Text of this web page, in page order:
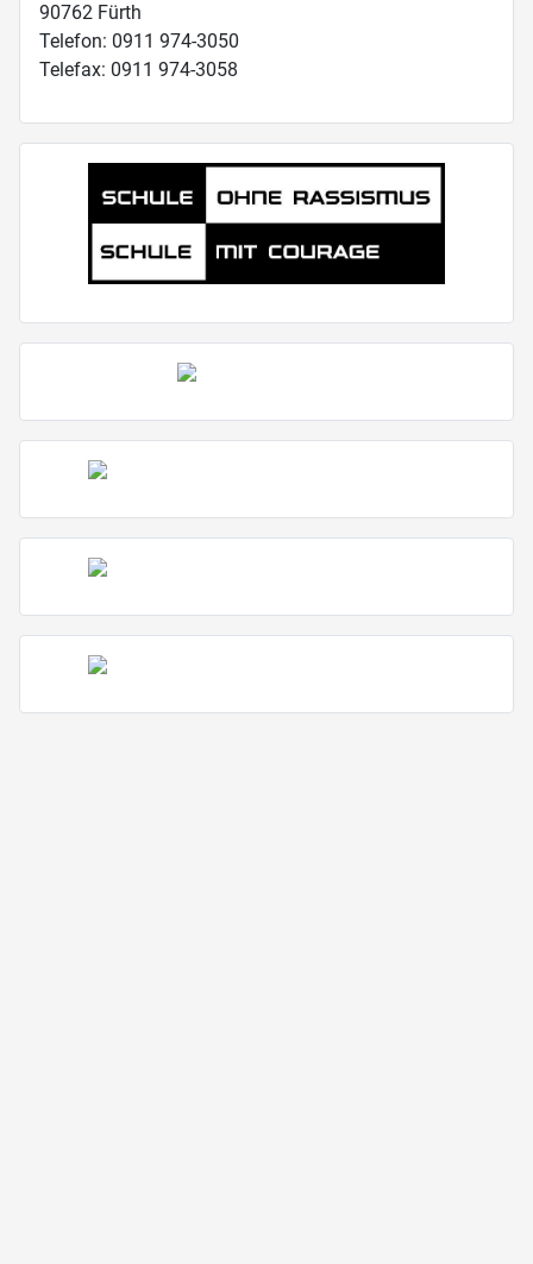
90762 Fürth
Telefon: 0911 974-3050
Telefax: 0911 974-3058